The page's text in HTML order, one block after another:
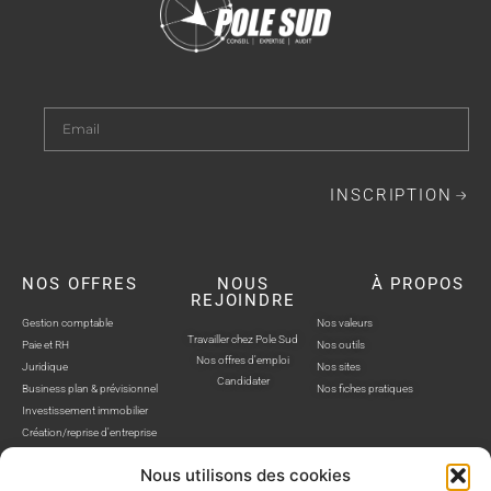
Nous utilisons des cookies
INSCRIPTION
NOS OFFRES
Gestion comptable
Paie et RH
Juridique
Business plan & prévisionnel
Investissement immobilier
Création/reprise d'entreprise
NOUS
REJOINDRE
Travailler chez Pole Sud
Nos offres d'emploi
Candidater
À PROPOS
Nos valeurs
Nos outils
Nos sites
Nos fiches pratiques